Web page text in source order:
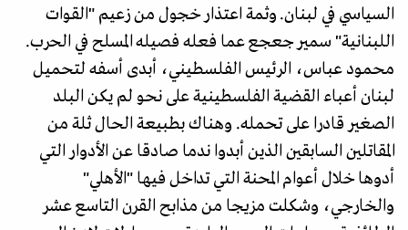
السياسي في لبنان. وثمة اعتذار خجول من زعيم "القوات
اللبنانية" سمير جعجع عما فعله فصيله المسلح في الحرب.
محمود عباس، الرئيس الفلسطيني، أبدى أسفه لتحميل
لبنان أعباء القضية الفلسطينية على نحو لم يكن البلد
الصغير قادرا على تحمله. وهناك بطبيعة الحال ثلة من
المقاتلين السابقين الذين أبدوا ندما صادقا عن الأدوار التي
أدوها خلال أعوام المحنة التي تداخل فيها "الأهلي"
والخارجي، وشكلت مزيجا من مذابح القرن التاسع عشر